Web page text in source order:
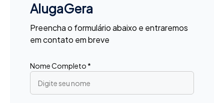
AlugaGera
Preencha o formulário abaixo e entraremos
em contato em breve
Nome Completo *